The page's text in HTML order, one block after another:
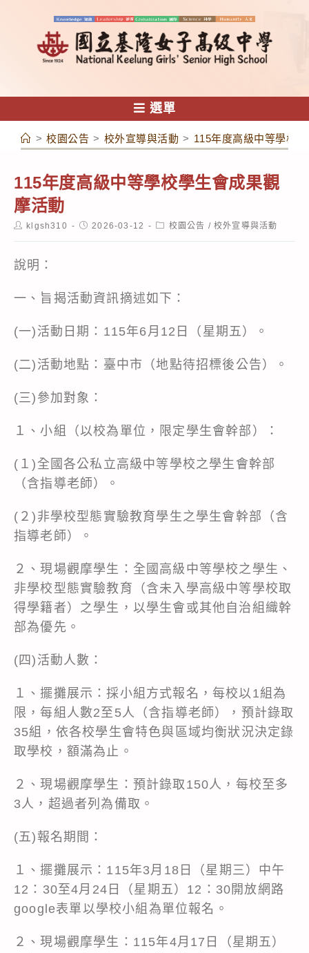
容
選單
> 校園公告 > 校外宣導與活動 > 115年度高級中等學校
115年度高級中等學校學生會成果觀
摩活動
Postklgsh310
Post2026-03-12
Post校園公告 / 校外宣導與活動
說明：
一、旨揭活動資訊摘述如下：
(一)活動日期：115年6月12日（星期五）。
(二)活動地點：臺中市（地點待招標後公告）。
(三)參加對象：
１、小組（以校為單位，限定學生會幹部）：
(１)全國各公私立高級中等學校之學生會幹部
（含指導老師）。
(２)非學校型態實驗教育學生之學生會幹部（含
指導老師）。
２、現場觀摩學生：全國高級中等學校之學生、
非學校型態實驗教育（含未入學高級中等學校取
得學籍者）之學生，以學生會或其他自治組織幹
部為優先。
(四)活動人數：
１、擺攤展示：採小組方式報名，每校以1組為
限，每組人數2至5人（含指導老師），預計錄取
35組，依各校學生會特色與區域均衡狀況決定錄
取學校，額滿為止。
２、現場觀摩學生：預計錄取150人，每校至多
3人，超過者列為備取。
(五)報名期間：
１、擺攤展示：115年3月18日（星期三）中午
12：30至4月24日（星期五）12：30開放網路
google表單以學校小組為單位報名。
２、現場觀摩學生：115年4月17日（星期五）